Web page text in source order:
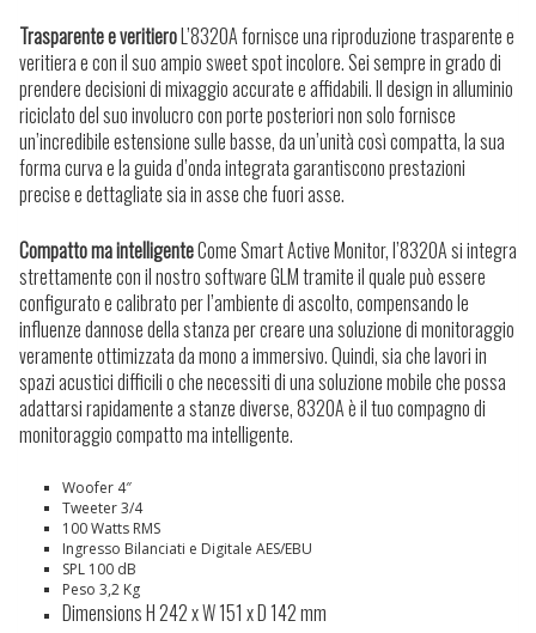
Trasparente e veritieroL’8320A fornisce una riproduzione trasparente e
veritiera e con il suo ampio sweet spot incolore. Sei sempre in grado di
prendere decisioni di mixaggio accurate e affidabili. Il design in alluminio
riciclato del suo involucro con porte posteriori non solo fornisce
un’incredibile estensione sulle basse, da un’unità così compatta, la sua
forma curva e la guida d’onda integrata garantiscono prestazioni
precise e dettagliate sia in asse che fuori asse.
Compatto ma intelligenteCome Smart Active Monitor, l’8320A si integra
strettamente con il nostro software GLM tramite il quale può essere
configurato e calibrato per l’ambiente di ascolto, compensando le
influenze dannose della stanza per creare una soluzione di monitoraggio
veramente ottimizzata da mono a immersivo. Quindi, sia che lavori in
spazi acustici difficili o che necessiti di una soluzione mobile che possa
adattarsi rapidamente a stanze diverse, 8320A è il tuo compagno di
monitoraggio compatto ma intelligente.
Woofer 4″
Tweeter 3/4
100 Watts RMS
Ingresso Bilanciati e Digitale AES/EBU
SPL 100 dB
Peso 3,2 Kg
Dimensions H242x W151 x D 142mm